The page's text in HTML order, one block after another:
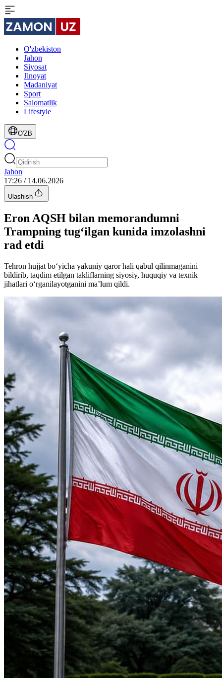
O'zbekiston
Jahon
Siyosat
Jinoyat
Madaniyat
Sport
Salomatlik
Lifestyle
O'ZB
Jahon
17:26 / 14.06.2026
Ulashish
Eron AQSH bilan memorandumni
Trampning tug‘ilgan kunida imzolashni
rad etdi
Tehron hujjat bo‘yicha yakuniy qaror hali qabul qilinmaganini
bildirib, taqdim etilgan takliflarning siyosiy, huquqiy va texnik
jihatlari o‘rganilayotganini ma’lum qildi.